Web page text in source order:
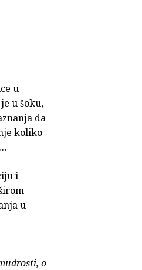
u
u šoku,
da
koliko
i
u
o